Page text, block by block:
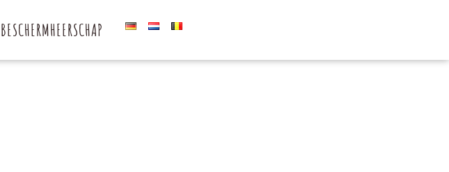
BESCHERMHEERSCHAP